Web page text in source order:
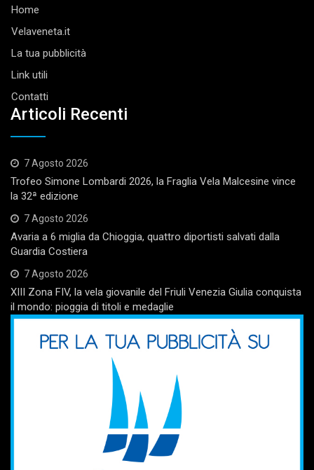
Home
Velaveneta.it
La tua pubblicità
Link utili
Contatti
Articoli Recenti
7 Agosto 2026
Trofeo Simone Lombardi 2026, la Fraglia Vela Malcesine vince
la 32ª edizione
7 Agosto 2026
Avaria a 6 miglia da Chioggia, quattro diportisti salvati dalla
Guardia Costiera
7 Agosto 2026
XIII Zona FIV, la vela giovanile del Friuli Venezia Giulia conquista
il mondo: pioggia di titoli e medaglie